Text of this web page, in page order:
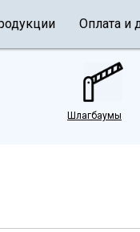
Оплата и
Шлагбаумы